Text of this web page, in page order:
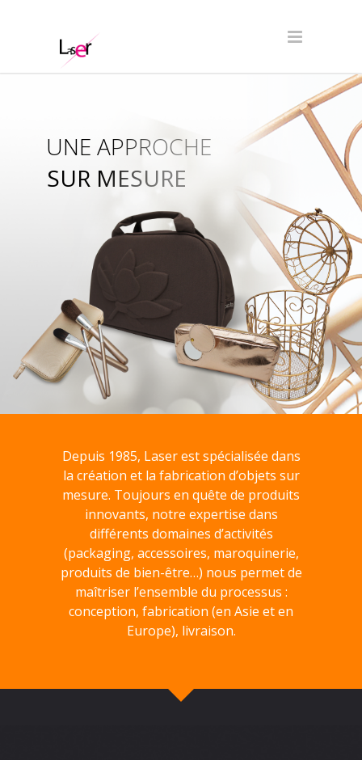
SUR MESURE
UNE APPROCHE
Depuis 1985, Laser est spécialisée dans
la création et la fabrication d’objets sur
mesure. Toujours en quête de produits
innovants, notre expertise dans
différents domaines d’activités
(packaging, accessoires, maroquinerie,
produits de bien-être…) nous permet de
maîtriser l’ensemble du processus :
conception, fabrication (en Asie et en
Europe), livraison.